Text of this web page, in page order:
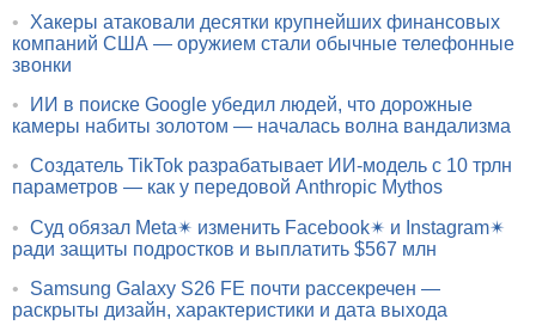
•
Хакеры атаковали десятки крупнейших финансовых
компаний США — оружием стали обычные телефонные
звонки
•
ИИ в поиске Google убедил людей, что дорожные
камеры набиты золотом — началась волна вандализма
• Создатель TikTok разрабатывает ИИ-модель с 10 трлн
параметров — как у передовой Anthropic Mythos
• Суд обязал Meta✴ изменить Facebook✴ и Instagram✴
ради защиты подростков и выплатить $567 млн
•
Samsung Galaxy S26 FE почти рассекречен —
раскрыты дизайн, характеристики и дата выхода